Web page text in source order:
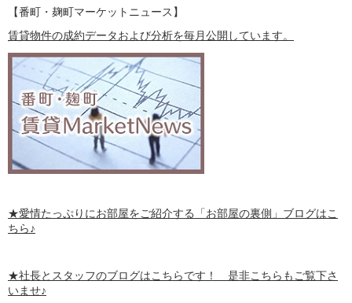
【番町・麹町マーケットニュース】
賃貸物件の成約データおよび分析を毎月公開しています。
★愛情たっぷりにお部屋をご紹介する 「お部屋の裏側」 ブログはこ
ちら♪
★社長とスタッフのブログはこちらです！ 是非こちらもご覧下さ
いませ♪